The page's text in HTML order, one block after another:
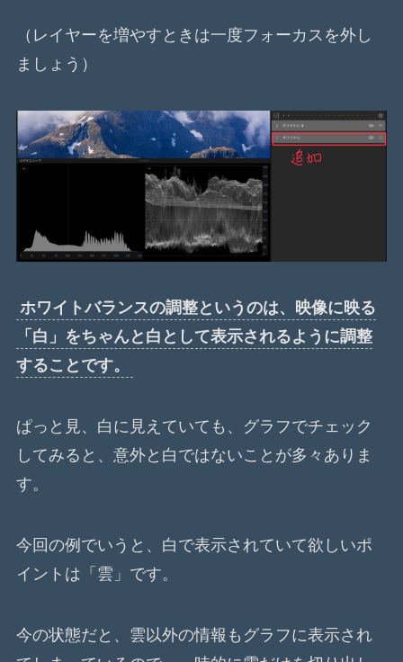
（レイヤーを増やすときは一度フォーカスを外し
ましょう）
ホワイトバランスの調整というのは、映像に映る
「白」をちゃんと白として表示されるように調整
することです。
ぱっと見、白に見えていても、グラフでチェック
してみると、意外と白ではないことが多々ありま
す。
今回の例でいうと、白で表示されていて欲しいポ
イントは「雲」です。
今の状態だと、雲以外の情報もグラフに表示され